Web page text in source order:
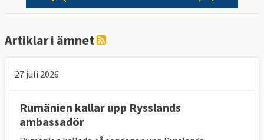
Artiklar i ämnet
27 juli 2026
Rumänien kallar upp Rysslands
ambassadör